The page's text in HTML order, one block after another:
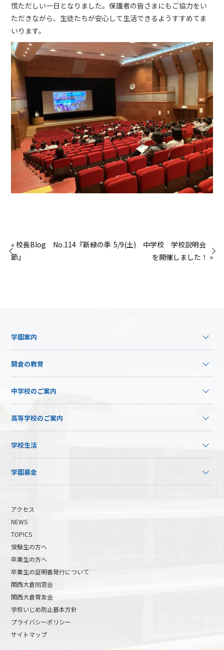
慌ただしい一日となりました。保護者の皆さまにもご協力をい
ただきながら、生徒たちが安心して生活できるようすすめてま
いります。
« 校長Blog No.114『新緑の季
節』
5/9(土) 中学校 学校説明会
を開催しました！ »
学園案内
関倉の教育
中学校のご案内
高等学校のご案内
学校生活
学園募金
アクセス
NEWS
TOPICS
受験生の方へ
卒業生の方へ
卒業生の証明書発行について
関西大倉同窓会
関西大倉育友会
学校いじめ防止基本方針
プライバシーポリシー
サイトマップ